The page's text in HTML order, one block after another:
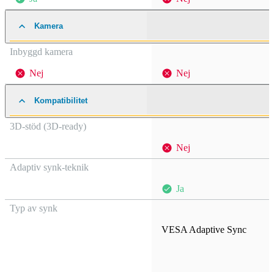
Kamera
Inbyggd kamera
Nej Nej
Kompatibilitet
3D-stöd (3D-ready)
Nej
Adaptiv synk-teknik
Ja
Typ av synk
VESA Adaptive Sync